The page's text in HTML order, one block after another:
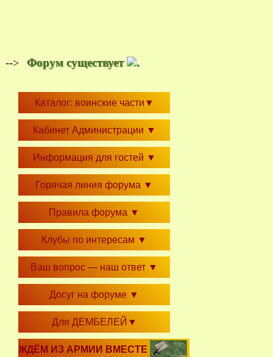
--> Форум существует .
Каталог: воинские части ▼
Кабинет Администрации ▼
Информация для гостей ▼
Горячая линия форума ▼
Правила форума ▼
Клубы по интересам ▼
Ваш вопрос — наш ответ ▼
Досуг на форуме ▼
Для ДЕМБЕЛЕЙ ▼
ЖДЁМ ИЗ АРМИИ ВМЕСТЕ